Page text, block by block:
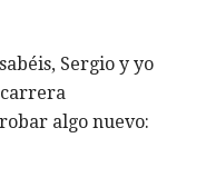
Sergio y yo
carrera
algo nuevo: